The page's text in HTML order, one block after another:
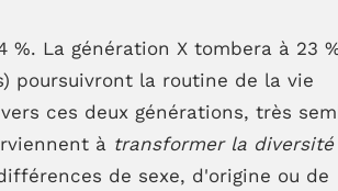
%. La génération X tombera à 23
poursuivront la routine de la vie
ces deux générations, très
à transformer la
de sexe, d'origine ou de